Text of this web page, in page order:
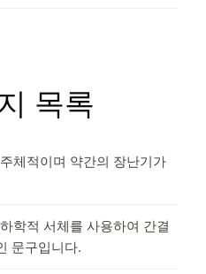
목록
체적이며 약간의 장난기가
학적 서체를 사용하여 간결
문구입니다.